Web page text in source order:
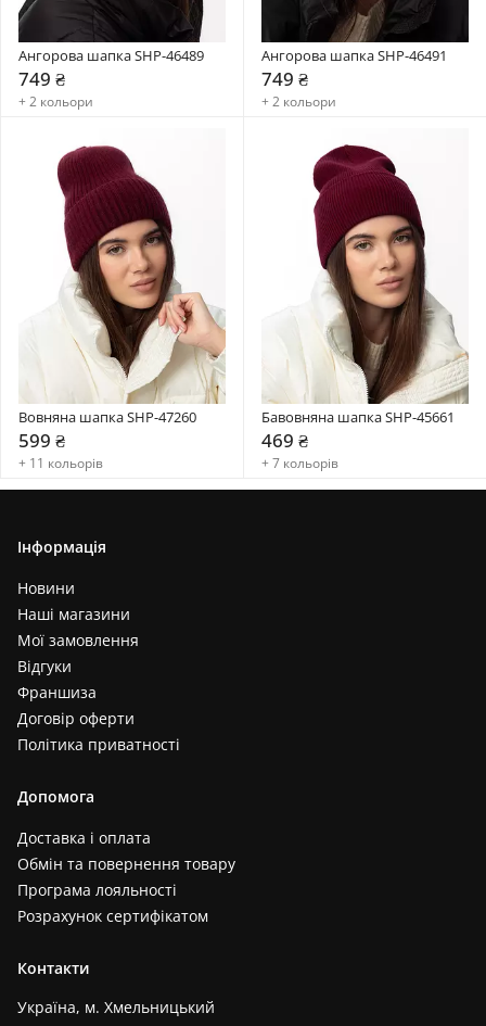
Ангорова шапка SHP-46489
749 ₴
+ 2 кольори
Ангорова шапка SHP-46491
749 ₴
+ 2 кольори
Вовняна шапка SHP-47260
599 ₴
+ 11 кольорів
Бавовняна шапка SHP-45661
469 ₴
+ 7 кольорів
Інформація
Новини
Наші магазини
Мої замовлення
Відгуки
Франшиза
Договір оферти
Політика приватності
Допомога
Доставка і оплата
Обмін та повернення товару
Програма лояльності
Розрахунок сертифікатом
Контакти
Україна, м. Хмельницький